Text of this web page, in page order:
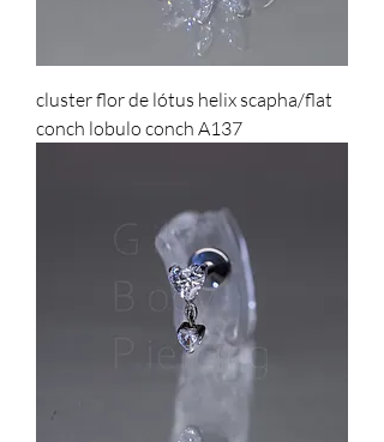
cluster flor de lótus helix scapha/flat
conch lobulo conch A137